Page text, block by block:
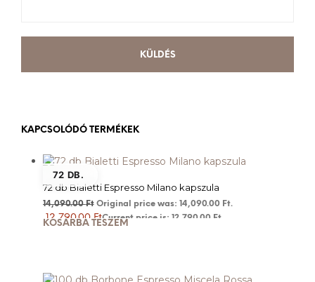
KAPCSOLÓDÓ TERMÉKEK
72 DB.
72 db Bialetti Espresso Milano kapszula
14,090.00Ft Original price was: 14,090.00 Ft.
12,790.00FtCurrent price is: 12,790.00 Ft.
KOSÁRBA TESZEM